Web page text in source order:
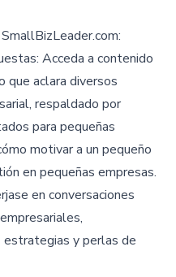
Acceda a contenido
que aclara diversos
respaldado por
para pequeñas
motivar a un pequeño
en pequeñas empresas.
en conversaciones
estrategias y perlas de